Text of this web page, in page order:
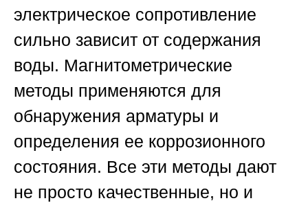
электрическое сопротивление
сильно зависит от содержания
воды. Магнитометрические
методы применяются для
обнаружения арматуры и
определения ее коррозионного
состояния. Все эти методы дают
не просто качественные, но и